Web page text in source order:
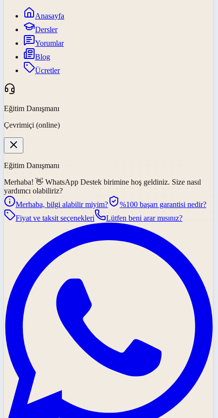
Anasayfa
Dersler
Yorumlar
Blog
Ücretler
Eğitim Danışmanı
Çevrimiçi (online)
Eğitim Danışmanı
Merhaba! 👋 WhatsApp Destek birimine hoş geldiniz. Size nasıl
yardımcı olabiliriz?
Merhaba, bilgi alabilir miyim?
%100 başarı garantisi nedir?
Fiyat ve taksit seçenekleri
Lütfen beni arar mısınız?